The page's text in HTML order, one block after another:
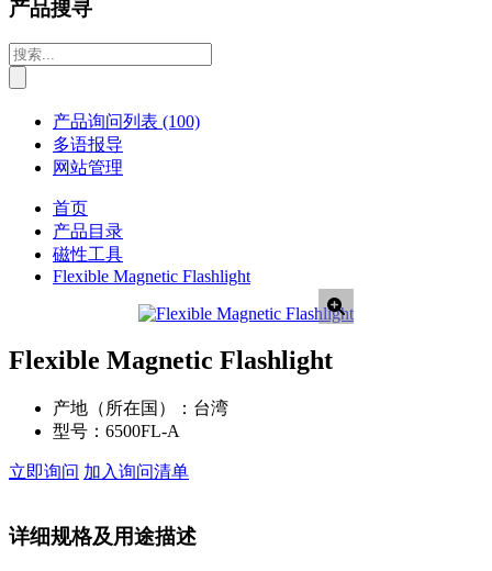
产品搜寻
产品询问列表 (100)
多语报导
网站管理
首页
产品目录
磁性工具
Flexible Magnetic Flashlight
Flexible Magnetic Flashlight
产地（所在国）： 台湾
型号： 6500FL-A
立即询问 加入询问清单
详细规格及用途描述